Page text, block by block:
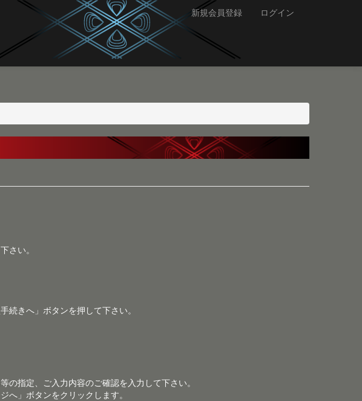
新規会員登録 ログイン
さい。
続きへ」ボタンを押して下さい。
指定、ご入力内容のご確認を入力して下さい。
へ」ボタンをクリックします。